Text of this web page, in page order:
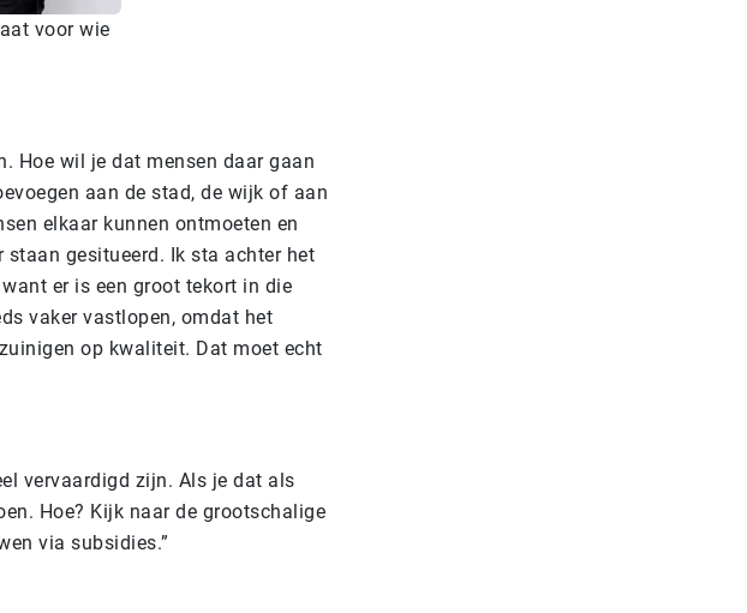
voor wie
Hoe wil je dat mensen daar gaan
aan de stad, de wijk of aan
elkaar kunnen ontmoeten en
staan gesitueerd. Ik sta achter het
er is een groot tekort in die
vaker vastlopen, omdat het
op kwaliteit. Dat moet echt
vervaardigd zijn. Als je dat als
Hoe? Kijk naar de grootschalige
via subsidies.”